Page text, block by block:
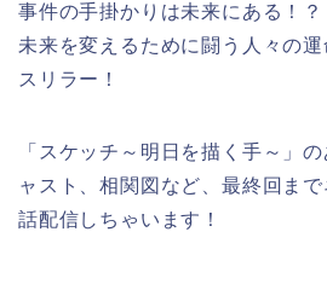
事件の手掛かりは未来にある！？
未来を変えるために闘う人々の
スリラー！
「スケッチ～明日を描く手～」
ャスト、相関図など、最終回ま
話配信しちゃいます！